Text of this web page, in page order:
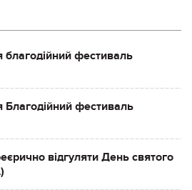
благодійний фестиваль
Благодійний фестиваль
відгуляти День святого